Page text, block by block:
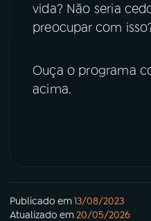
TikTok
vida? Não seria
preocupar com
Ouça o programa
acima.
Publicado em13/08/2023
Atualizado em20/05/2026